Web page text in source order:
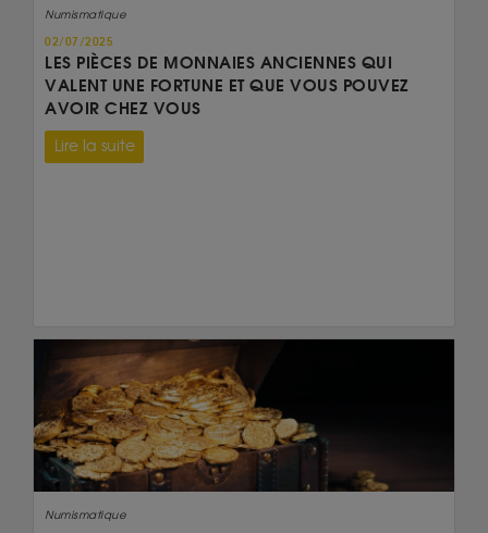
Numismatique
02/07/2025
LES PIÈCES DE MONNAIES ANCIENNES QUI
VALENT UNE FORTUNE ET QUE VOUS POUVEZ
AVOIR CHEZ VOUS
Lire la suite
Numismatique